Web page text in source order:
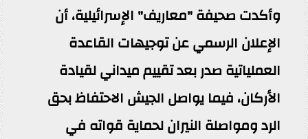
وأكدت صحيفة "معاريف" الإسرائيلية، أن
الإعلان الرسمي عن توجيهات القاعدة
العملياتية صدر بعد تقييم ميداني لقيادة
الأركان، فيما يواصل الجيش الاحتفاظ بحق
الرد ومواصلة النيران لحماية قواته في